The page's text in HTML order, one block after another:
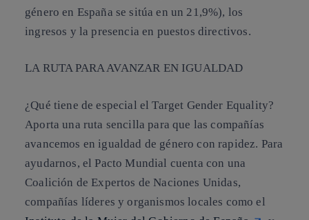
género en España se sitúa en un 21,9%), los
ingresos y la presencia en puestos directivos.
LA RUTA PARA AVANZAR EN IGUALDAD
¿Qué tiene de especial elTarget Gender Equality?
Aporta una ruta sencilla para que las compañías
avancemos en igualdad de género con rapidez. Para
ayudarnos, el Pacto Mundial cuenta con una
Coalición de Expertos de Naciones Unidas,
compañías líderes y organismos locales como el